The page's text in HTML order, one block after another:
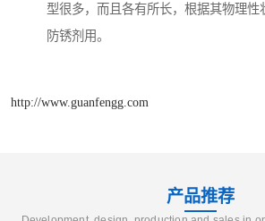
型很多，而且各有所长，根据其物理性
防锈剂用。
http://www.guanfengg.com
产品推荐